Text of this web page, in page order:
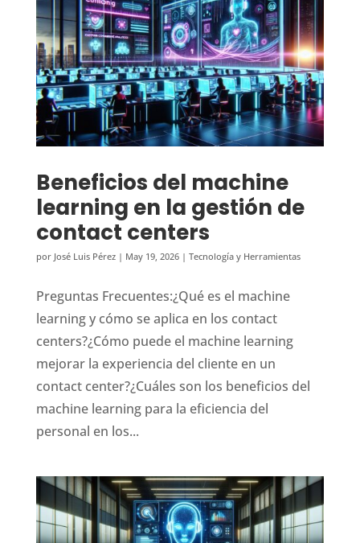
Beneficios del machine
learning en la gestión de
contact centers
por José Luis Pérez| May 19, 2026| Tecnología y Herramientas
Preguntas Frecuentes:¿Qué es el machine
learning y cómo se aplica en los contact
centers?¿Cómo puede el machine learning
mejorar la experiencia del cliente en un
contact center?¿Cuáles son los beneficios del
machine learning para la eficiencia del
personal en los...